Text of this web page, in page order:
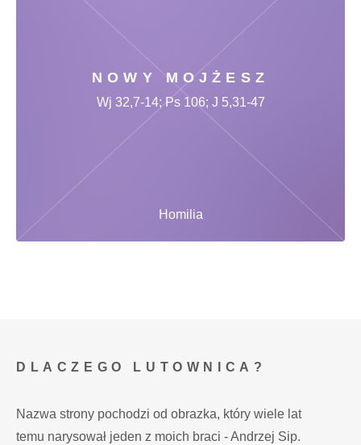
NOWY MOJŻESZ
Homilia
Wj 32,7-14; Ps 106; J 5,31-47
DLACZEGO LUTOWNICA?
Nazwa strony pochodzi od obrazka, który wiele lat
temu narysował jeden z moich braci - Andrzej Sip.